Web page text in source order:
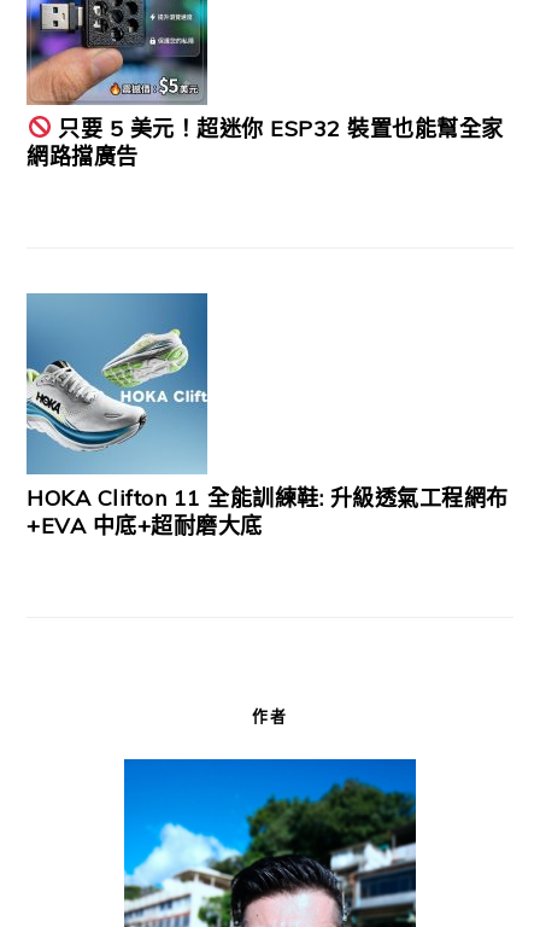
只要 5 美元！超迷你 ESP32 裝置也能幫全家
網路擋廣告
HOKA Clifton 11 全能訓練鞋: 升級透氣工程網布
+EVA 中底+超耐磨大底
作者